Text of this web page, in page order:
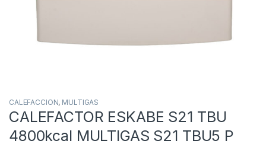
CALEFACCION, MULTIGAS
CALEFACTOR ESKABE S21 TBU
4800kcal MULTIGAS S21 TBU5 P